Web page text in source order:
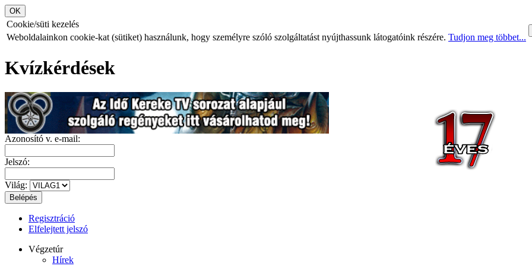
Cookie/süti kezelés
Weboldalainkon cookie-kat (sütiket) használunk, hogy személyre szóló szolgáltatást nyújthassunk látogatóink részére. Tudjon meg többet...
Kvízkérdések
Azonosító v. e-mail:
Jelszó:
Világ:
Regisztráció
Elfelejtett jelszó
Végzetúr
Hírek